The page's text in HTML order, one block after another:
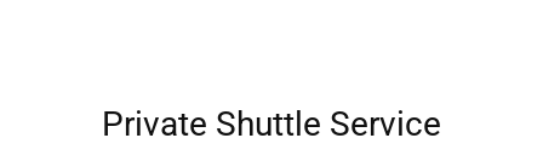
Private Shuttle Service